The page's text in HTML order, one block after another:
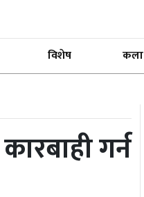
विशेष कला
गर्न